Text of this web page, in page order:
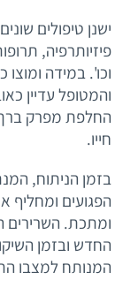
ישנן טיפולים
פיזיותרפיה,
וכו'. במידה
והמטופל עדיין
החלפת מפרק
חייו.
בזמן הניתוח,
הפגועים ומחליף
ומתכת.
החדש ובזמן
המנותח למצבו